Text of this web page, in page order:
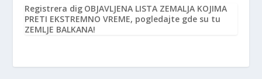
Registrera dig OBJAVLJENA LISTA ZEMALJA KOJIMA
PRETI EKSTREMNO VREME, pogledajte gde su tu
ZEMLJE BALKANA!